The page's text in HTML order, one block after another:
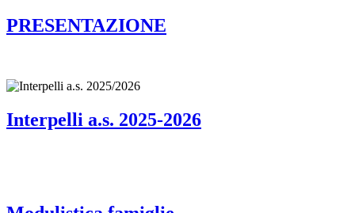
PRESENTAZIONE
Interpelli a.s. 2025-2026